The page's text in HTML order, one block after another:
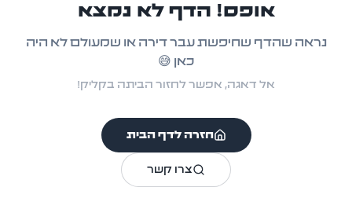
אופס! הדף לא נמצא
נראה שהדף שחיפשת עבר דירה או שמעולם לא היה
כאן 😅
אל דאגה, אפשר לחזור הביתה בקליק!
חזרה לדף הבית
צרו קשר